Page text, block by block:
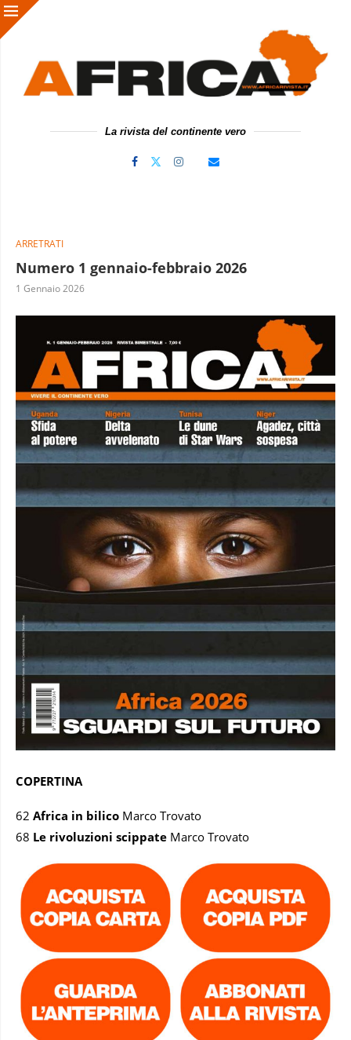
La rivista del continente vero
ARRETRATI
Numero 1 gennaio-febbraio 2026
1 Gennaio 2026
COPERTINA
62 Africa in bilico Marco Trovato
68 Le rivoluzioni scippate Marco Trovato